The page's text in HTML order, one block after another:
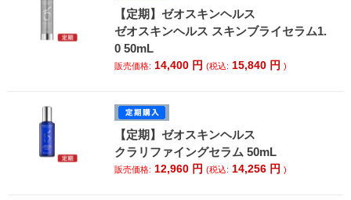
【定期】ゼオスキンヘルス
ゼオスキンヘルス スキンブライセラム1.
0 50mL
販売価格: 14,400 円(税込: 15,840 円)
【定期】ゼオスキンヘルス
クラリファイングセラム 50mL
販売価格: 12,960 円(税込: 14,256 円)